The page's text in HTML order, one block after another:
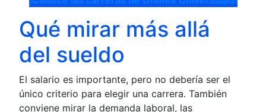
Qué mirar más allá
del sueldo
El salario es importante, pero no debería ser el
único criterio para elegir una carrera. También
conviene mirar la demanda laboral, las